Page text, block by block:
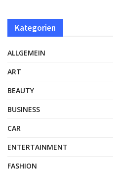
Kategorien
ALLGEMEIN
ART
BEAUTY
BUSINESS
CAR
ENTERTAINMENT
FASHION